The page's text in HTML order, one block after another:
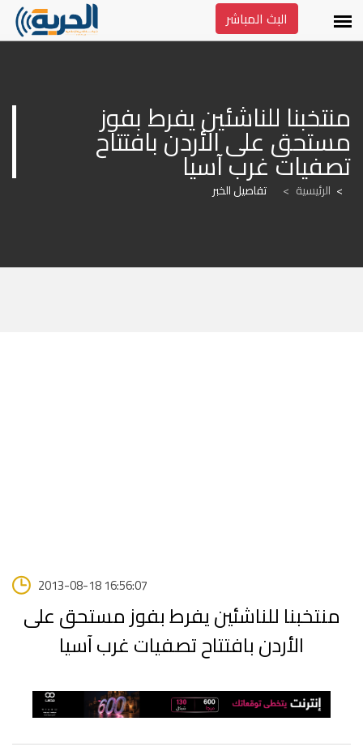
البث المباشر
منتخبنا للناشئين يفرط بفوز
تصفيات غرب آسيا
الرئيسية > تفاصيل الخبر
2013-08-18 16:56:07
منتخبنا للناشئين يفرط بفوز مستحق على
الأردن بافتتاح تصفيات غرب آسيا